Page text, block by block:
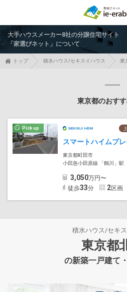
大手ハウスメーカー8社の分譲住宅サイト
「家選びネット」について
トップ 積水ハウス/セキスイハウス 東
東京都のおす
Pick up
東京都町田市
小田急小田原線 「鶴川」駅
3,050万円〜
徒歩33分 2区画
積水ハウス/セキ
東京都
の新築一戸建て